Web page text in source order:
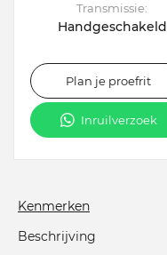
Transmissie:
Handgeschakeld
Plan je proefrit
Inruilverzoek
Kenmerken
Beschrijving